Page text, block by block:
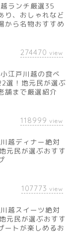
ランチ厳選35
り、おしゃれなど
から名物おすすめ
274470 view
江戸川越の食べ
選！地元民が選ぶ
舗まで厳選紹介
118999 view
越ディナー絶対
元民が選ぶおすす
107773 view
越スイーツ絶対
元民が選ぶおすす
ートが楽しめるお